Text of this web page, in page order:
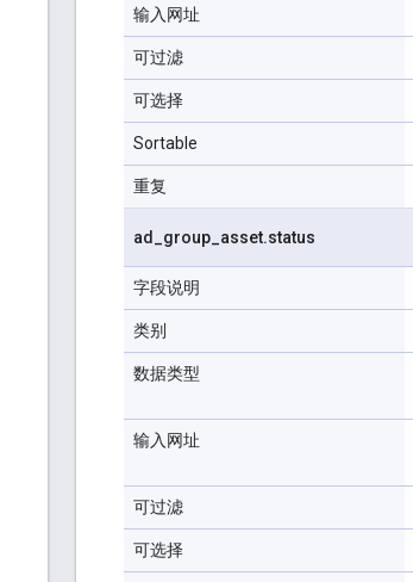
输入网址
可过滤
可选择
Sortable
重复
ad group asset.status
字段说明
类别
数据类型
输入网址
可过滤
可选择